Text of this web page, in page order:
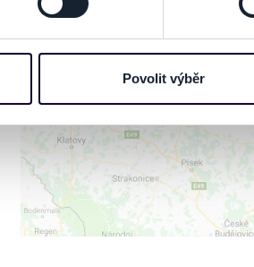
aktivitě na našich webových
např. k analýze návštěvnosti
níže. Možnosti zpracování
v záložce „Cookies a jejich
Povolit výběr